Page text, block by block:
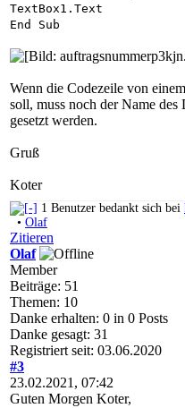
TextBox1.Text
End Sub
Wenn die Codezeile von
soll, muss noch der Name
gesetzt werden.
Gruß
Koter
1 Benutzer bedankt sich bei
• Olaf
Zitieren
Olaf
Member
Beiträge: 51
Themen: 10
Danke erhalten: 0 in 0 Posts
Danke gesagt: 31
Registriert seit: 03.06.2020
#3
23.02.2021, 07:42
Guten Morgen Koter,